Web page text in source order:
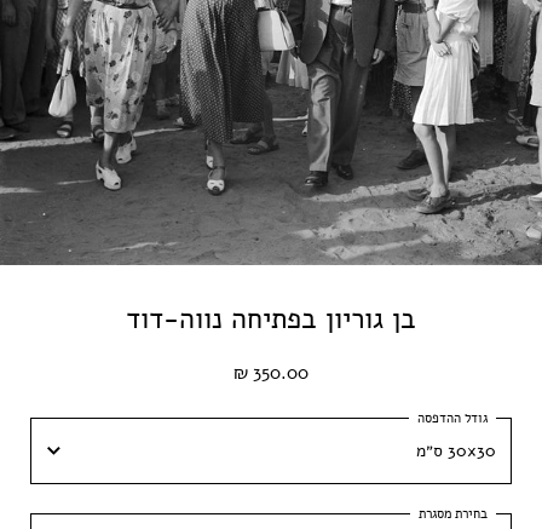
בן גוריון בפתיחה נווה-דוד
350.00 ₪
30x30 ס״מ
30x30 ס״מ